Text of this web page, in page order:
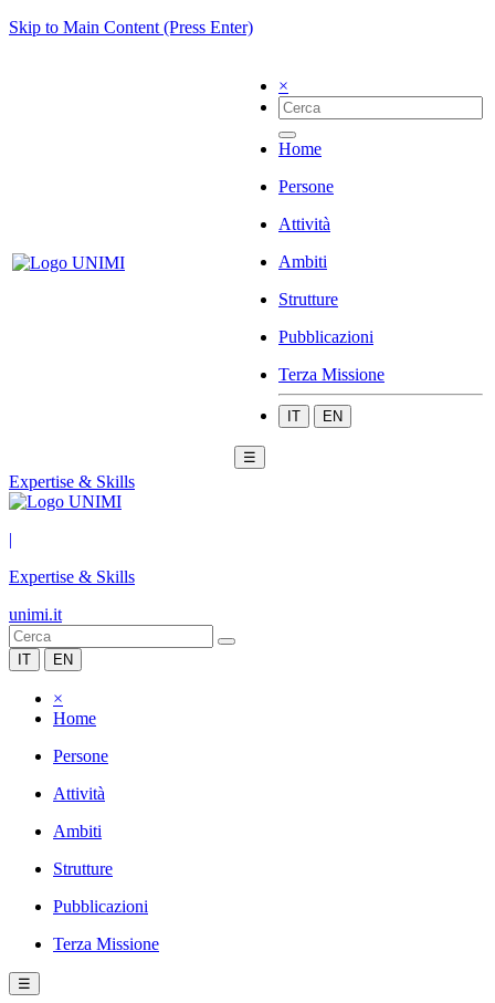
Skip to Main Content (Press Enter)
×
Home
Persone
Attività
Ambiti
Strutture
Pubblicazioni
Terza Missione
IT EN
☰
Expertise & Skills
|
Expertise & Skills
unimi.it
IT EN
×
Home
Persone
Attività
Ambiti
Strutture
Pubblicazioni
Terza Missione
☰